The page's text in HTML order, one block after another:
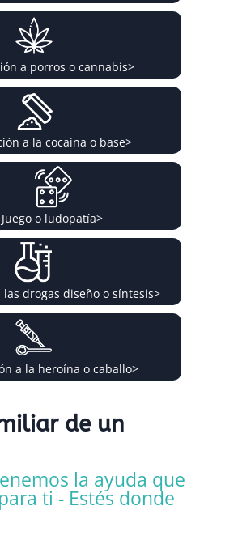
a porros o cannabis>
a la cocaína o base>
Juego o ludopatía>
las drogas diseño o síntesis>
a la heroína o caballo>
de un
la ayuda que
ti - Estés donde